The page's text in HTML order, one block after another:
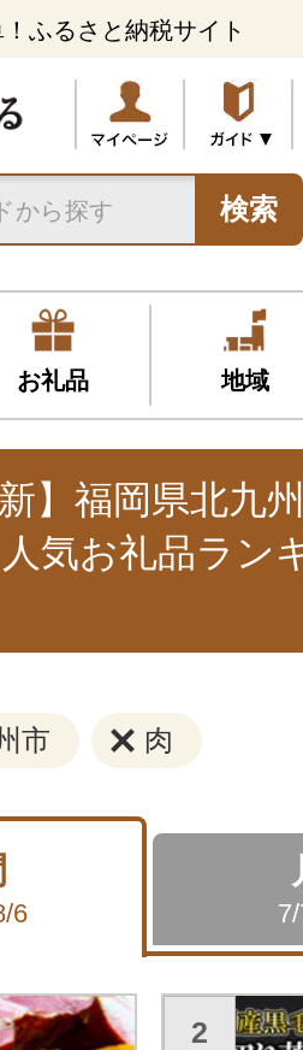
ふるさと納税サイト
検索
お礼品 地域
】福岡県北九
気お礼品ラン
市 肉
6
2